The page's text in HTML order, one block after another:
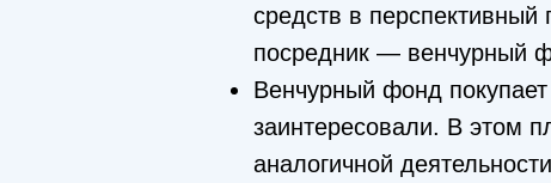
средств в перспективный
посредник — венчурный
Венчурный фонд
заинтересовали. В этом
аналогичной